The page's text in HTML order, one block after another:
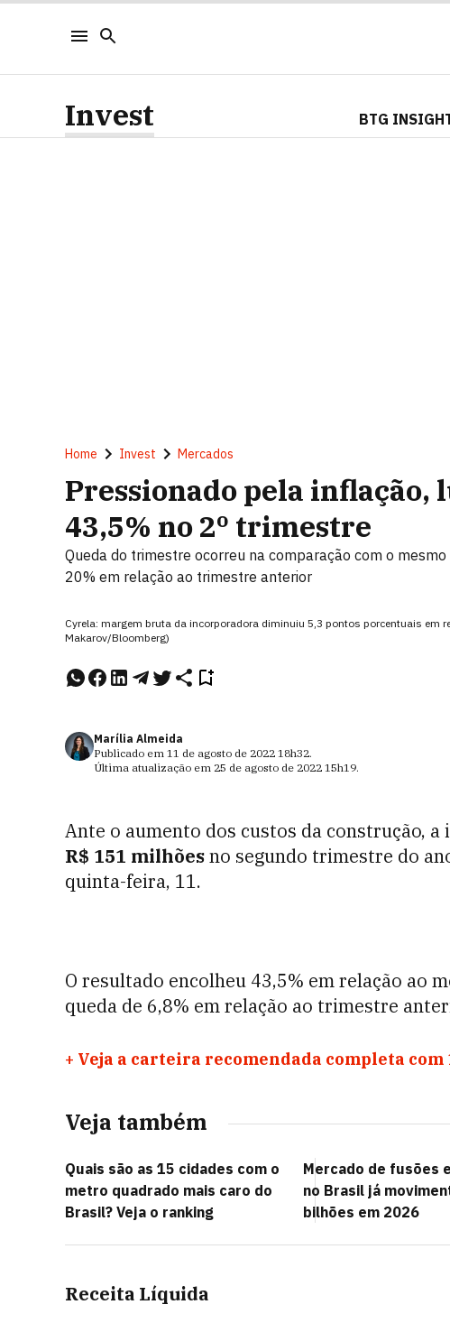
Invest BTG
Home Invest Mercados
Pressionado pela inflação,
43,5% no 2º trimestre
Queda do trimestre ocorreu na comparação com o
20% em relação ao trimestre anterior
Cyrela: margem bruta da incorporadora diminuiu 5,3 pontos porcentuais em
Makarov/Bloomberg)
Marília Almeida
Publicado em 11 de agosto de 2022 18h32.
Última atualização em 25 de agosto de 2022 15h19.
Ante o aumento dos custos da construção,
R$ 151 milhõesno segundo trimestre do
quinta-feira, 11.
O resultado encolheu 43,5% em relação ao
queda de 6,8% em relação ao trimestre
+ Veja a carteira recomendada completa
Veja também
Quais são as 15 cidades com o
metro quadrado mais caro do
Brasil? Veja o ranking
Mercado de fusões
no Brasil já
bilhões em 2026
Receita Líquida